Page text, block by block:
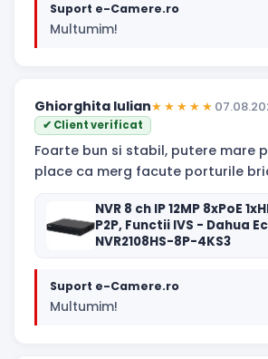
Suport e-Camere.ro
Multumim!
Ghiorghita Iulian★★★★★
✔ Client verificat
Foarte bun si stabil, putere mare
place ca merg facute porturile
NVR 8 ch IP 12MP 8xPoE
P2P, Functii IVS - Dahua
NVR2108HS-8P-4KS3
Suport e-Camere.ro
Multumim!